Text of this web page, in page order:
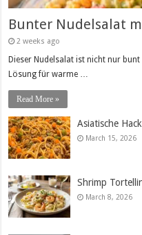
Bunter Nudelsalat
2 weeks ago
Dieser Nudelsalat ist nicht nur
Lösung für warme …
Read More »
Asiatische
March 15, 2026
Shrimp
March 8, 2026